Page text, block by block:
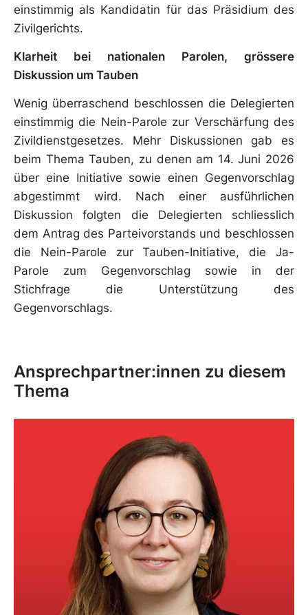
einstimmig als Kandidatin für das Präsidium des
Zivilgerichts.
Klarheit bei nationalen Parolen, grössere
Diskussion um Tauben
Wenig überraschend beschlossen die Delegierten
einstimmig die Nein-Parole zur Verschärfung des
Zivildienstgesetzes. Mehr Diskussionen gab es
beim Thema Tauben, zu denen am 14. Juni 2026
über eine Initiative sowie einen Gegenvorschlag
abgestimmt wird. Nach einer ausführlichen
Diskussion folgten die Delegierten schliesslich
dem Antrag des Parteivorstands und beschlossen
die Nein-Parole zur Tauben-Initiative, die Ja-
Parole zum Gegenvorschlag sowie in der
Stichfrage die Unterstützung des
Gegenvorschlags.
Ansprechpartner:innen zu diesem
Thema